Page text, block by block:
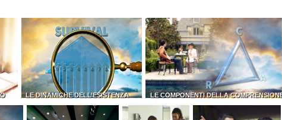
LE DINAMICHE DELL’ESISTENZA LE COMPONENTI DELLA